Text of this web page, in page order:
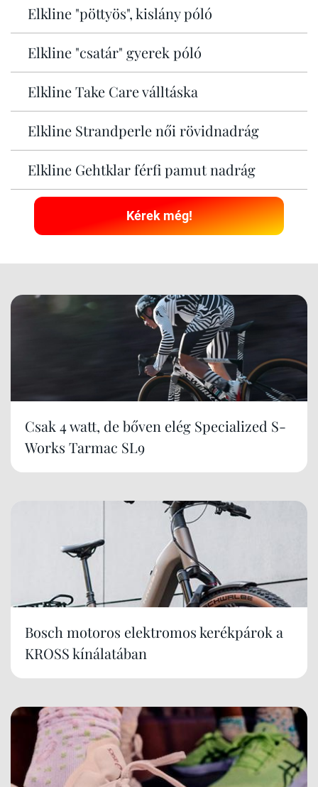
Elkline "pöttyös", kislány póló
Elkline "csatár" gyerek póló
Elkline Take Care válltáska
Elkline Strandperle női rövidnadrág
Elkline Gehtklar férfi pamut nadrág
Kérek még!
Csak 4 watt, de bőven elég Specialized S-
Works Tarmac SL9
Bosch motoros elektromos kerékpárok a
KROSS kínálatában